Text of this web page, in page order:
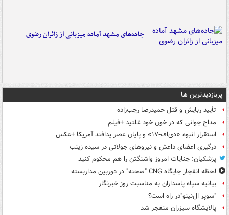
جاده‌های مشهد آماده میزبانی از زائران رضوی
پربازدیدترین ها
تأیید ربایش و قتل حمیدرضا رجب‌زاده
مداح جوانی که در خون خود غلتید +فیلم
استقرار انبوه «دی‌اف‑۱۷» و پایان عصر پدافند آمریکا +عکس
درگیری اعضای داعش و نیروهای جولانی در سیده زینب
پزشکیان: جنایات امروز واشنگتن را هم محکوم کنید
لحظه انفجار جایگاه CNG "صحنه" در دوربین مداربسته
بیانیه سپاه پاسداران به مناسبت روز خبرنگار
"سوپر ال‌نینو"در راه است؟
پالایشگاه سیزران منفجر شد